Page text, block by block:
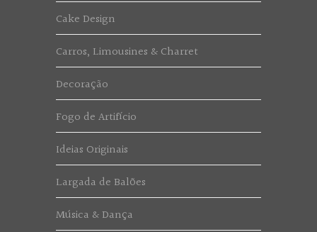
Cake Design
Carros, Limousines & Charret
Decoração
Fogo de Artifício
Ideias Originais
Largada de Balões
Música & Dança